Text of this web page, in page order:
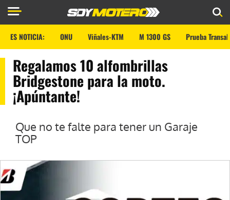
ES NOTICIA: ONU Viñales-KTM M 1300 GS Prueba
Regalamos 10 alfombrillas
Bridgestone para la moto.
¡Apúntante!
Que no te falte para tener un Garaje
TOP